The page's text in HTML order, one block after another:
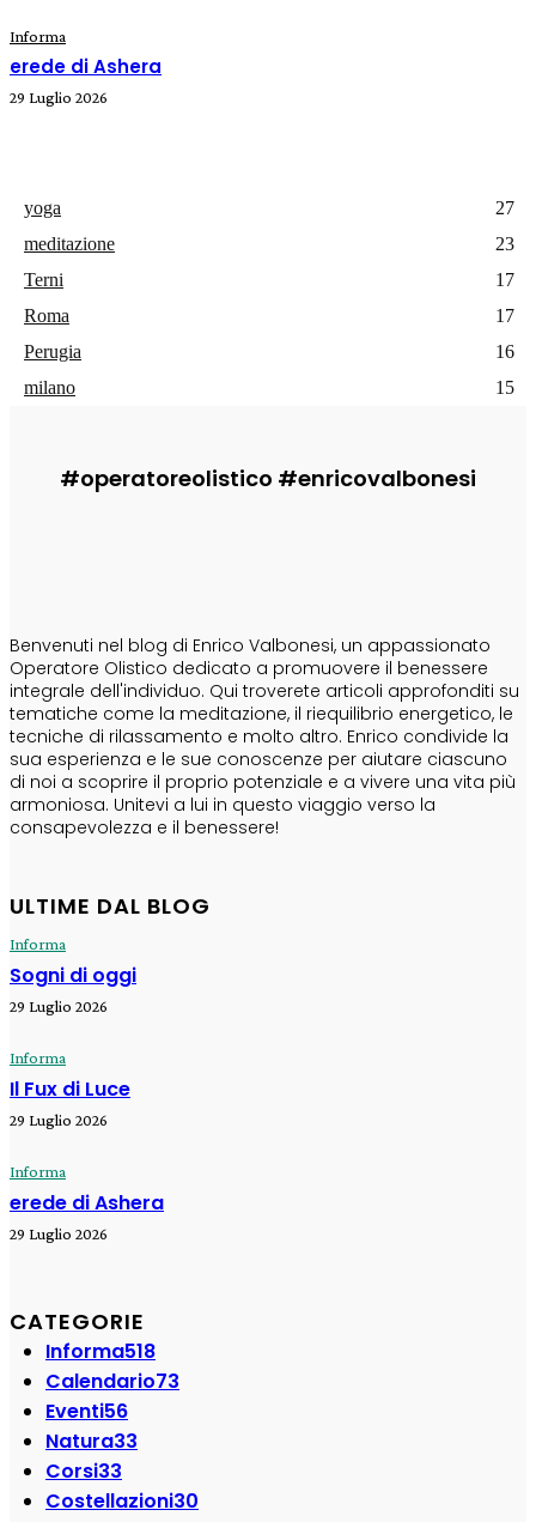
Informa
erede di Ashera
29 Luglio 2026
yoga
27
meditazione
23
Terni
17
Roma
17
Perugia
16
milano
15
#operatoreolistico #enricovalbonesi
Benvenuti nel blog di Enrico Valbonesi, un appassionato
Operatore Olistico dedicato a promuovere il benessere
integrale dell'individuo. Qui troverete articoli approfonditi su
tematiche come la meditazione, il riequilibrio energetico, le
tecniche di rilassamento e molto altro. Enrico condivide la
sua esperienza e le sue conoscenze per aiutare ciascuno
di noi a scoprire il proprio potenziale e a vivere una vita più
armoniosa. Unitevi a lui in questo viaggio verso la
consapevolezza e il benessere!
ULTIME DAL BLOG
Informa
Sogni di oggi
29 Luglio 2026
Informa
Il Fux di Luce
29 Luglio 2026
Informa
erede di Ashera
29 Luglio 2026
CATEGORIE
Informa518
Calendario73
Eventi56
Natura33
Corsi33
Costellazioni30